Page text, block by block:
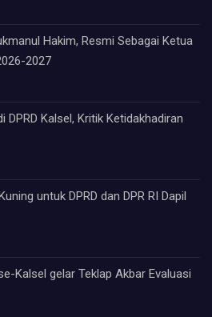
Hakim, Resmi Sebagai Ketua
2027
DPRD Kalsel, Kritik Ketidakhadiran
untuk DPRD dan DPR RI Dapil
Kalsel gelar Teklap Akbar Evaluasi